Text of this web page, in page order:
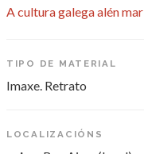
A cultura galega alén mar
TIPO DE MATERIAL
Imaxe. Retrato
LOCALIZACIÓNS